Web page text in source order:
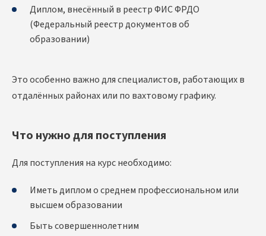
Диплом, внесённый в реестр ФИС ФРДО
(Федеральный реестр документов об
образовании)
Это особенно важно для специалистов, работающих в
отдалённых районах или по вахтовому графику.
Что нужно для поступления
Для поступления на курс необходимо:
Иметь диплом о среднем профессиональном или
высшем образовании
Быть совершеннолетним